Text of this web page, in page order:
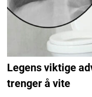
Legens viktige
trenger å vite